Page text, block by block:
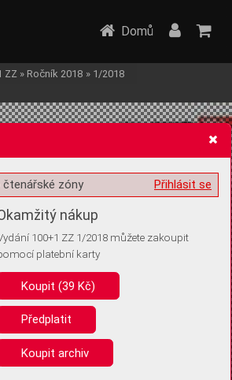
ukládáním volitelných informací
nepotřebujeme ukládat žádné informace
bychom vás ale požádali o souhlas s
že se jedná o stejné zařízení, a
Domů
ZZ » Ročník 2018 » 1/2018
Přihlásit se
čtenářské zóny
nákup
100+1 ZZ 1/2018 můžete zakoupit
platební karty
Koupit (39 Kč)
Předplatit
Koupit archiv